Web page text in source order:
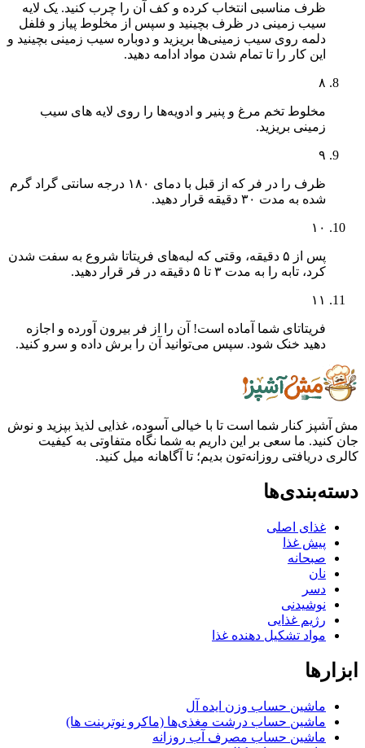
ظرف مناسبی انتخاب کرده و کف آن را چرب کنید. یک لایه
سیب زمینی در ظرف بچینید و سپس از مخلوط پیاز و فلفل
دلمه روی سیب زمینی‌ها بریزید و دوباره سیب زمینی بچینید و
این کار را تا تمام شدن مواد ادامه دهید.
مخلوط تخم مرغ و پنیر و ادویه‌ها را روی لایه های سیب
زمینی بریزید.
ظرف را در فر که از قبل با دمای ۱۸۰ درجه سانتی گراد گرم
شده به مدت ۳۰ دقیقه قرار دهید.
پس از ۵ دقیقه، وقتی که لبه‌های فریتاتا شروع به سفت شدن
کرد، تابه را به مدت ۳ تا ۵ دقیقه در فر قرار دهید.
فریتاتای شما آماده است! آن را از فر بیرون آورده و اجازه
دهید خنک شود. سپس می‌توانید آن را برش داده و سرو کنید.
کنار شما است تا با خیالی آسوده، غذایی لذیذ بپزید و نوش
ما سعی بر این داریم به شما نگاه متفاوتی به کیفیت
روزانه‌تون بدیم؛ تا آگاهانه میل کنید.
غذای اصلی
پیش غذا
صبحانه
نوشیدنی
رژیم غذایی
مواد تشکیل دهنده غذا
ماشین حساب وزن ایده آل
ماشین حساب درشت مغذی‌ها (ماکرو نوترینت ها)
ماشین حساب مصرف آب روزانه